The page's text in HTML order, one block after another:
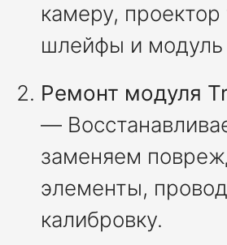
камеру, проектор
шлейфы и модуль
Ремонт модуля
—
заменяем
элементы,
калибровку.